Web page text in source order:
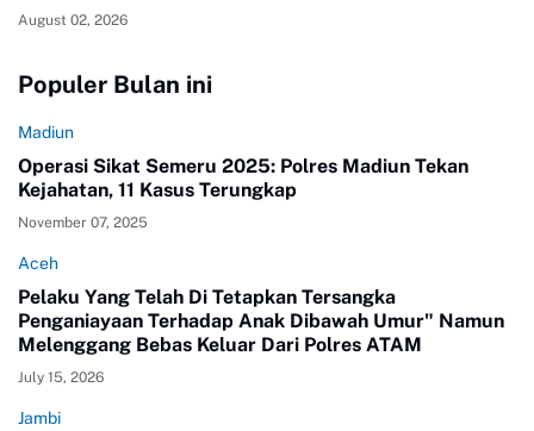
August 02, 2026
Populer Bulan ini
Madiun
Operasi Sikat Semeru 2025: Polres Madiun Tekan
Kejahatan, 11 Kasus Terungkap
November 07, 2025
Aceh
Pelaku Yang Telah Di Tetapkan Tersangka
Penganiayaan Terhadap Anak Dibawah Umur" Namun
Melenggang Bebas Keluar Dari Polres ATAM
July 15, 2026
Jambi